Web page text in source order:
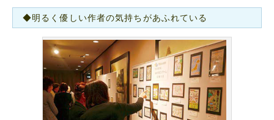
◆明るく優しい作者の気持ちがあふれている